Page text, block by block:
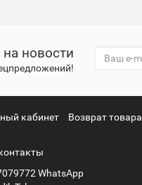
новости
кабинет Возврат товара
WhatsApp